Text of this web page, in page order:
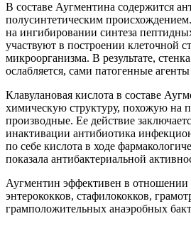
В составе Аугментина содержится
полусинтетическим
на ингибировании синтеза
участвуют в построении клеточной
микроорганизма. В результате,
ослабляется, сами патогенные
Клавулановая кислота в составе
химическую структуру, похожую на
производные. Ее действие
инактивации антибиотика
по себе кислота в ходе
показала антибактериальной
Аугментин эффективен в отношении
энтерококков, стафилококков,
грамположительных анаэробных